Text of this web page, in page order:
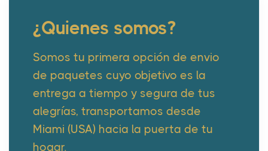
¿Quienes somos?
Somos tu primera opción de envio
de paquetes cuyo objetivo es la
entrega a tiempo y segura de tus
alegrías, transportamos desde
Miami (USA) hacia la puerta de tu
hogar.